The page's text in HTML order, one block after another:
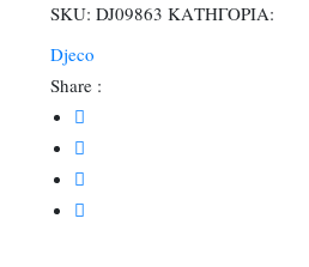
SKU: DJ09863 ΚΑΤΗΓΟΡΙΑ:
Djeco
Share :